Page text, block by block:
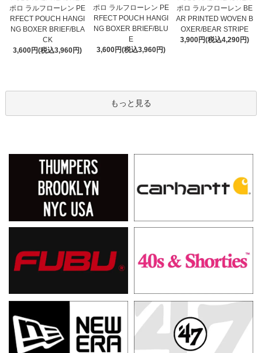
ポロ ラルフローレン PE
RFECT POUCH HANGI
NG BOXER BRIEF/BLA
CK
3,600円(税込3,960円)
ポロ ラルフローレン PE
RFECT POUCH HANGI
NG BOXER BRIEF/BLU
E
3,600円(税込3,960円)
ポロ ラルフローレン BE
AR PRINTED WOVEN B
OXER/BEAR STRIPE
3,900円(税込4,290円)
もっと見る